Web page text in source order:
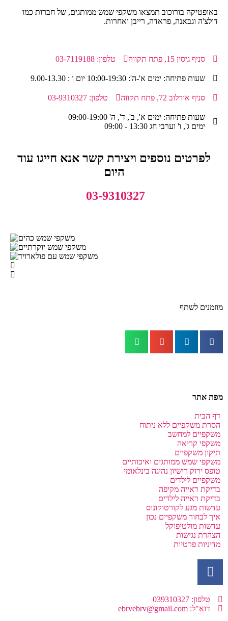
באופטיקה בורוכוב תמצאו משקפי שמש ממותגים, של חברות כמו
דולצ'ה וגבאנה, פראדה, רייבן ואחרות.
סניף גיסין 15, פתח תקווה טלפון: 03-7119188
שעות פתיחה: ימים א'-ה': 10:00-19:30 יום ו : 9.00-13.30
סניף אורלוב 72, פתח תקווה טלפון: 03-9310327
שעות פתיחה: ימים א', ב', ד', ה' 09:00-19:00
ימים ג', ו' וערבי חג 13:30 - 09:00
לפרטים נוספים ויצירת קשר אנא חייגו עוד
היום
03-9310327
מוזמנים לשתף
מפת אתר
דף הבית
הסרת משקפיים ללא ניתוח
משקפיים למחשב
משקפי קריאה
תיקון משקפיים
משקפי שמש ממותגים ואיכותיים
טופס ירוק רישיון נהיגה בינלאומי
משקפיים לילדים
בדיקת ראייה מקיפה
בדיקת ראייה לילדים
עדשות מגע לקורטוקונוס
איך לבחור משקפיים נכון
עדשות מולטיפוקל
הצהרת נגישות
מדיניות פרטיות
טלפון: 039310327
דוא"ל: ebrvebrv@gmail.com